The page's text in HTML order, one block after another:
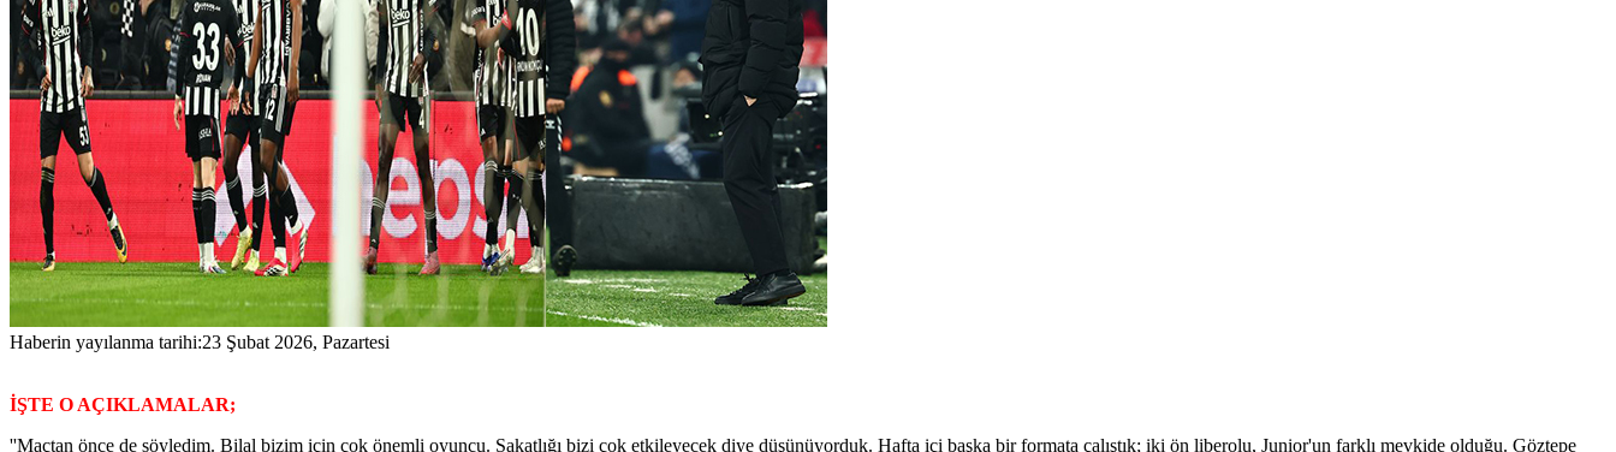
Haberin yayılanma tarihi:23 Şubat 2026, Pazartesi
İŞTE O AÇIKLAMALAR;
''Maçtan önce de söyledim. Bilal bizim için çok önemli oyuncu. Sakatlığı bizi çok etkileyecek diye düşünüyorduk. Hafta içi başka bir formata çalıştık; iki ön liberolu, Junior'un farklı mevkide olduğu. Göztepe